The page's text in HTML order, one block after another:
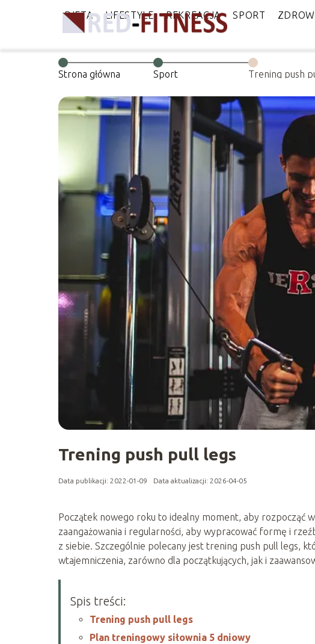
DIETA LIFESTYLE REKREACJA SPORT
Strona główna Sport Trening push
Trening push pull legs
Data publikacji: 2022-01-09 Data aktualizacji: 2026-04-05
Początek nowego roku to idealny moment, aby rozpocząć
zaangażowania i regularności, aby wypracować formę i
z siebie. Szczególnie polecany jest trening push pull legs,
wtajemniczenia, zarówno dla początkujących, jak i
Spis treści:
Trening push pull legs
Plan treningowy siłownia 5 dniowy